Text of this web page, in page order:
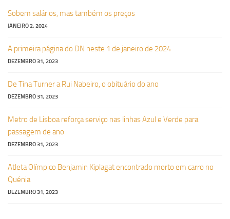
Sobem salários, mas também os preços
JANEIRO 2, 2024
A primeira página do DN neste 1 de janeiro de 2024
DEZEMBRO 31, 2023
De Tina Turner a Rui Nabeiro, o obituário do ano
DEZEMBRO 31, 2023
Metro de Lisboa reforça serviço nas linhas Azul e Verde para
passagem de ano
DEZEMBRO 31, 2023
Atleta Olímpico Benjamin Kiplagat encontrado morto em carro no
Quénia
DEZEMBRO 31, 2023